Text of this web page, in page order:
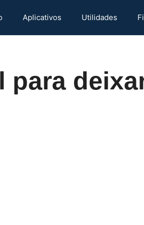
Aplicativos Utilidades
para